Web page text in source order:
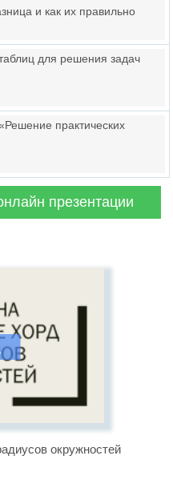
и как их правильно
для решения задач
практических
презентации
окружностей